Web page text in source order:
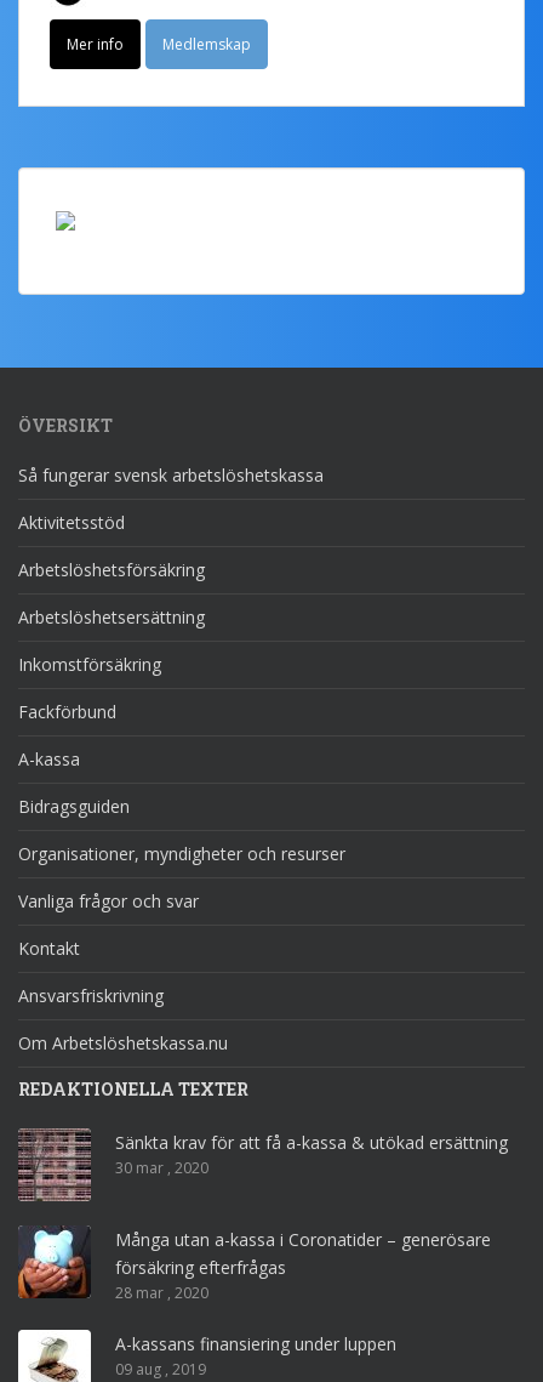
Mer info Medlemskap
ÖVERSIKT
Så fungerar svensk arbetslöshetskassa
Aktivitetsstöd
Arbetslöshetsförsäkring
Arbetslöshetsersättning
Inkomstförsäkring
Fackförbund
A-kassa
Bidragsguiden
Organisationer, myndigheter och resurser
Vanliga frågor och svar
Kontakt
Ansvarsfriskrivning
Om Arbetslöshetskassa.nu
REDAKTIONELLA TEXTER
Sänkta krav för att få a-kassa & utökad ersättning
30 mar , 2020
Många utan a-kassa i Coronatider – generösare
försäkring efterfrågas
28 mar , 2020
A-kassans finansiering under luppen
09 aug , 2019